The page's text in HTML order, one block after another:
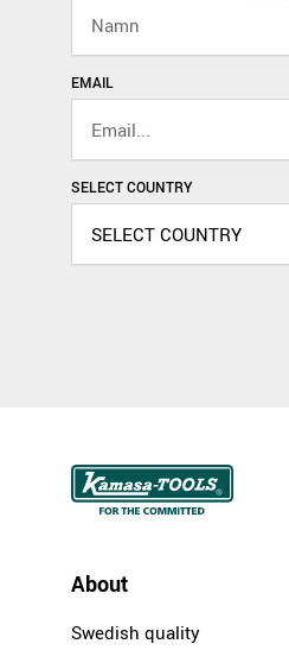
EMAIL
SELECT COUNTRY
About
Swedish quality